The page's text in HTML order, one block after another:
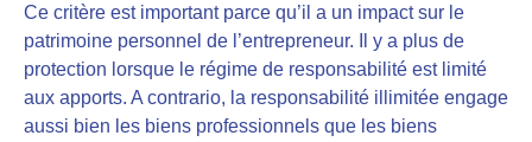
Ce critère est important parce qu’il a un impact sur le
patrimoine personnel de l’entrepreneur. Il y a plus de
protection lorsque le régime de responsabilité est limité
aux apports. A contrario, la responsabilité illimitée engage
aussi bien les biens professionnels que les biens